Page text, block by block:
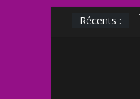
Récents :